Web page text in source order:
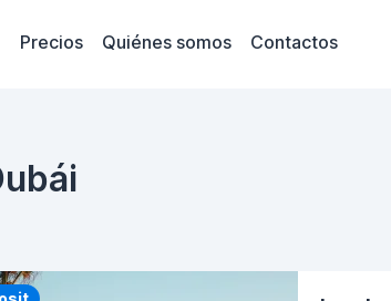
Precios Quiénes somos Contactos